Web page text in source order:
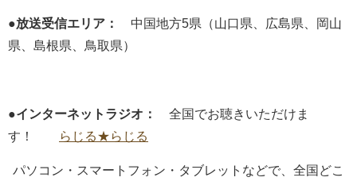
●放送受信エリア：
中国地方5県（山口県、広島県、岡山
県、島根県、鳥取県）
●インターネットラジオ： 全国でお聴きいただけま
す！
らじる★らじる
パソコン・スマートフォン・タブレットなどで、全国どこ